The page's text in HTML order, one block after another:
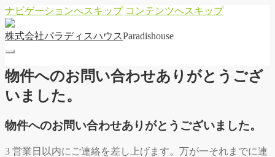
ナビゲーションへスキップ コンテンツへスキップ
株式会社パラディ スハウ スParadishouse
物件へのお問い合わせありがとうござ
いました。
物件へのお問い合わせありがとうございました。
3 営業日以内にご連絡を差し上げます。万が一それまでに連